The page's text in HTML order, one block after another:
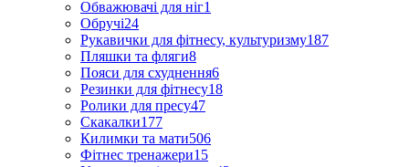
Обважювачі для ніг1
Обручі24
Рукавички для фітнесу, культуризму187
Пляшки та фляги8
Пояси для схуднення6
Резинки для фітнесу18
Ролики для пресу47
Скакалки177
Килимки та мати506
Фітнес тренажери15